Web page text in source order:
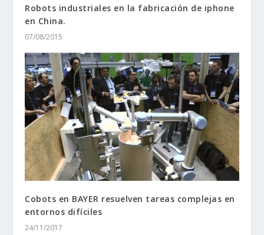
Robots industriales en la fabricación de iphone
en China.
07/08/2015
Cobots en BAYER resuelven tareas complejas en
entornos difíciles
24/11/2017